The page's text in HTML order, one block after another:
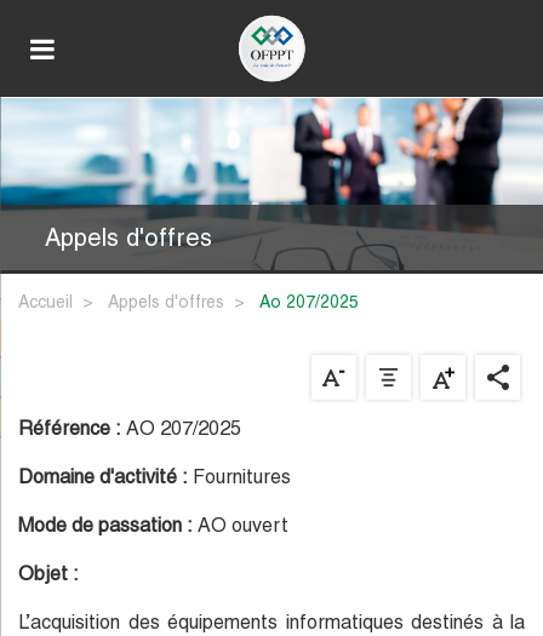
Appels d'offres
Accueil Appels d'offres ao 207/2025
Référence : AO 207/2025
Domaine d'activité : Fournitures
Mode de passation : AO ouvert
Objet :
L’acquisition des équipements informatiques destinés à la